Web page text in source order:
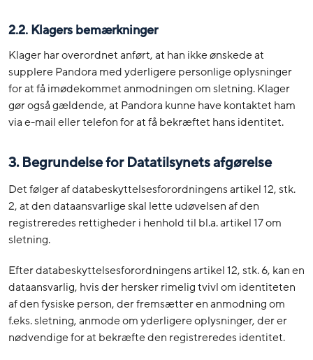
2.2. Klagers bemærkninger
Klager har overordnet anført, at han ikke ønskede at
supplere Pandora med yderligere personlige oplysninger
for at få imødekommet anmodningen om sletning. Klager
gør også gældende, at Pandora kunne have kontaktet ham
via e-mail eller telefon for at få bekræftet hans identitet.
3. Begrundelse for Datatilsynets afgørelse
Det følger af databeskyttelsesforordningens artikel 12, stk.
2, at den dataansvarlige skal lette udøvelsen af den
registreredes rettigheder i henhold til bl.a. artikel 17 om
sletning.
Efter databeskyttelsesforordningens artikel 12, stk. 6, kan en
dataansvarlig, hvis der hersker rimelig tvivl om identiteten
af den fysiske person, der fremsætter en anmodning om
f.eks. sletning, anmode om yderligere oplysninger, der er
nødvendige for at bekræfte den registreredes identitet.